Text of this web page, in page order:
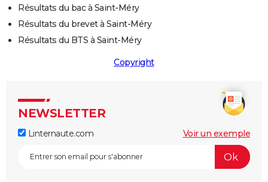
Résultats du bac à Saint-Méry
Résultats du brevet à Saint-Méry
Résultats du BTS à Saint-Méry
Copyright
NEWSLETTER
Linternaute.com Voir un exemple